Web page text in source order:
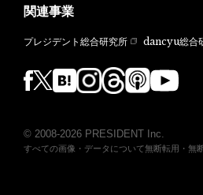
関連事業
プレジデント総合研究所 dancyu総合
© 2008-2026 PRESIDENT Inc.
すべての画像・データについて無断転用・無